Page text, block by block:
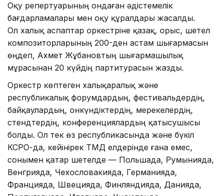
Оқу репертуарының ондаған әдістемелік
бағдарламалары мен оқу құралдары жасалды.
Ол халық аспаптар оркестріне қазақ, орыс, шетел
композиторларының 200-ден астам шығармасын
өңдеп, Ахмет Жұбановтың шығармашылық
мұрасынан 20 күйдің партитурасын жазды.
Оркестр көптеген халықаралық және
республикалық форумдардың, фестивальдердің,
байқаулардың, онкүндіктердің, мерекелердің,
стендтердің, конференциялардың қатысушысы
болды. Ол тек өз республикасында және бүкіл
КСРО-да, кейінірек ТМД елдерінде ғана емес,
сонымен қатар шетелде — Польшада, Румынияда,
Венгрияда, Чехословакияда, Германияда,
Францияда, Швецияда, Финляндияда, Данияда,